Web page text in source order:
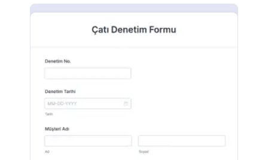
ihtiyaçlarınıza uyacak şekilde kişiselleştirebilirsiniz,
alan ekleyebilir veya Google E-Tablolar, Google
depolama hizmetinize kolayca gönderebilirsiniz.
genelinde yangın güvenliğini iyileştirmek için ihtiyaç
duyduğunuz tüm bilgileri içeren raporlar
oluşturabilirsiniz. Ücretsiz yangın söndürücü denetim
formunu bugün kullanmaya başlayın!